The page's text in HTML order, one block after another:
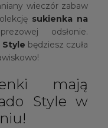
wieczór zabaw
sukienka na
odsłonie.
Style będziesz czuła
mają
Style w